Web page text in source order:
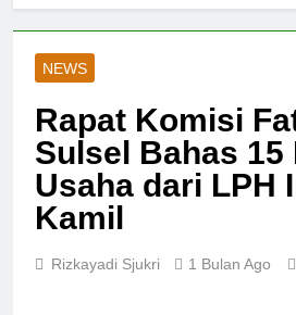
NEWS
Rapat Komisi
Sulsel Bahas 15
Usaha dari LPH
Kamil
Rizkayadi Sjukri 1 Bulan Ago